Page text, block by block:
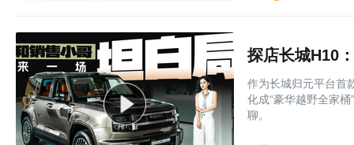
探店长城H10
作为长城归元平台首
化成“豪华越野全家
聊。